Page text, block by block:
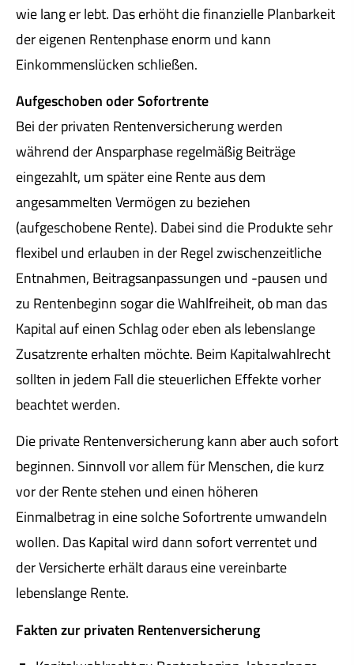
wie lang er lebt. Das erhöht die finanzielle Planbarkeit
der eigenen Rentenphase enorm und kann
Einkommenslücken schließen.
Aufgeschoben oder Sofortrente
Bei der privaten Rentenversicherung werden
während der Ansparphase regelmäßig Beiträge
eingezahlt, um später eine Rente aus dem
angesammelten Vermögen zu beziehen
(aufgeschobene Rente). Dabei sind die Produkte sehr
flexibel und erlauben in der Regel zwischenzeitliche
Entnahmen, Beitragsanpassungen und -pausen und
zu Rentenbeginn sogar die Wahlfreiheit, ob man das
Kapital auf einen Schlag oder eben als lebenslange
Zusatzrente erhalten möchte. Beim Kapitalwahlrecht
sollten in jedem Fall die steuerlichen Effekte vorher
beachtet werden.
Die private Rentenversicherung kann aber auch sofort
beginnen. Sinnvoll vor allem für Menschen, die kurz
vor der Rente stehen und einen höheren
Einmalbetrag in eine solche Sofortrente umwandeln
wollen. Das Kapital wird dann sofort verrentet und
der Versicherte erhält daraus eine vereinbarte
lebenslange Rente.
Fakten zur privaten Rentenversicherung